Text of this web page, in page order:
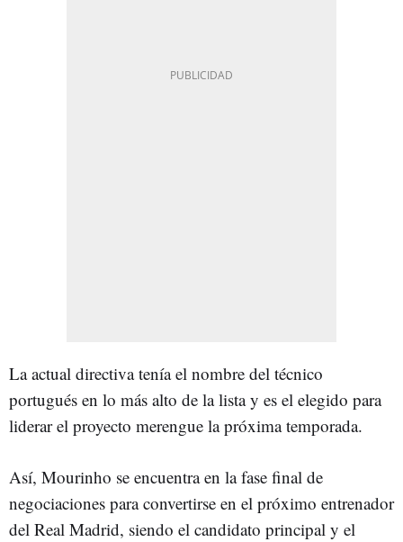
La actual directiva tenía el nombre del técnico
portugués en lo más alto de la lista y es el elegido para
liderar el proyecto merengue la próxima temporada.
Así, Mourinho se encuentra en la fase final de
negociaciones para convertirse en el próximo entrenador
del Real Madrid, siendo el candidato principal y el